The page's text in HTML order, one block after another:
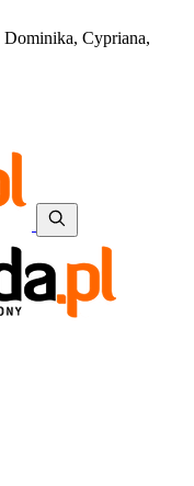
Dominika, Cypriana,